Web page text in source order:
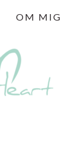
OM MIG